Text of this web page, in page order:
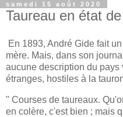
samedi 15 août 2020
Taureau en état
En 1893, André Gide fait
mère. Mais, dans son
aucune description du
étranges, hostiles à la
" Courses de taureaux.
en colère, c'est bien ; mais